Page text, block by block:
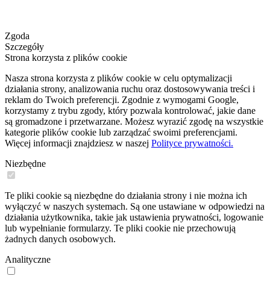
Zgoda
Szczegóły
Strona korzysta z plików cookie
Nasza strona korzysta z plików cookie w celu optymalizacji
działania strony, analizowania ruchu oraz dostosowywania treści i
reklam do Twoich preferencji. Zgodnie z wymogami Google,
korzystamy z trybu zgody, który pozwala kontrolować, jakie dane
są gromadzone i przetwarzane. Możesz wyrazić zgodę na wszystkie
kategorie plików cookie lub zarządzać swoimi preferencjami.
Więcej informacji znajdziesz w naszej Polityce prywatności.
Niezbędne
Te pliki cookie są niezbędne do działania strony i nie można ich
wyłączyć w naszych systemach. Są one ustawiane w odpowiedzi na
działania użytkownika, takie jak ustawienia prywatności, logowanie
lub wypełnianie formularzy. Te pliki cookie nie przechowują
żadnych danych osobowych.
Analityczne